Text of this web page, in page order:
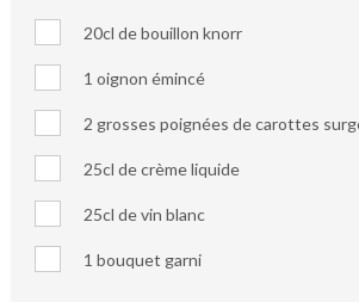
20cl de bouillon knorr
1 oignon émincé
2 grosses poignées de carottes
25cl de crème liquide
25cl de vin blanc
1 bouquet garni